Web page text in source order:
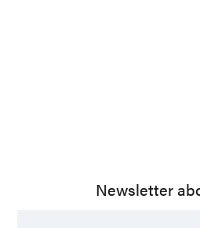
Newsletter